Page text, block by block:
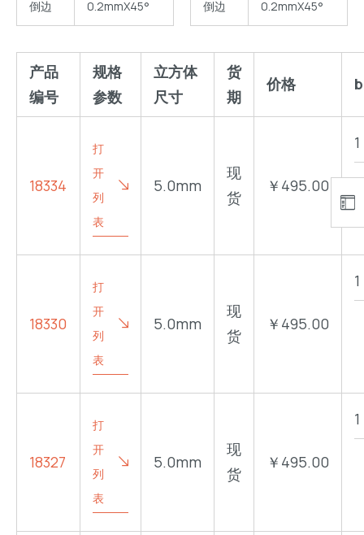
倒边 0.2mmX45° 倒边 0.2mmX45°
产品
编号
规格
参数
立方体
尺寸
货
期
价格
18334
打
开
列
表
5.0mm
现
货
￥495.00
18330
打
开
列
表
5.0mm
现
货
￥495.00
18327
打
开
列
表
5.0mm
现
货
￥495.00